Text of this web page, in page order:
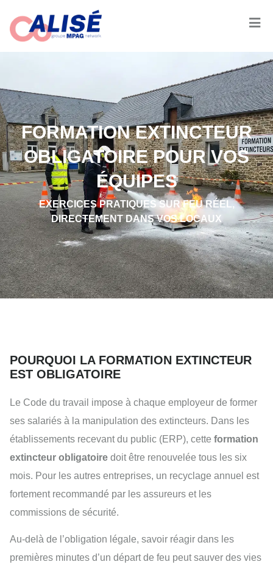
FORMATION EXTINCTEUR
OBLIGATOIRE POUR VOS
ÉQUIPES
EXERCICES PRATIQUES SUR FEU RÉEL,
DIRECTEMENT DANS VOS LOCAUX
POURQUOI LA FORMATION EXTINCTEUR
EST OBLIGATOIRE
Le Code du travail impose à chaque employeur de former
ses salariés à la manipulation des extincteurs. Dans les
établissements recevant du public (ERP), cette formation
extincteur obligatoire doit être renouvelée tous les six
mois. Pour les autres entreprises, un recyclage annuel est
fortement recommandé par les assureurs et les
commissions de sécurité.
Au-delà de l’obligation légale, savoir réagir dans les
premières minutes d’un départ de feu peut sauver des vies